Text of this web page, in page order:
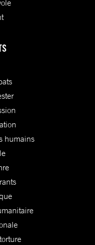
humains